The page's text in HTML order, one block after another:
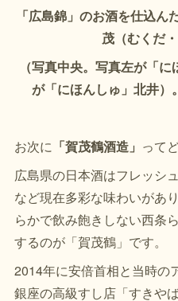
「広島錦」のお酒を仕込
茂（むくだ
（写真中央。写真左が「
が「にほんしゅ」北井）
お次に 「賀茂鶴酒造」 って
広島県の日本酒はフレッシ
など現在多彩な味わいがあ
らかで飲み飽きしない西条
するのが「賀茂鶴」です。
2014年に安倍首相と当時の
銀座の高級すし店「すきや